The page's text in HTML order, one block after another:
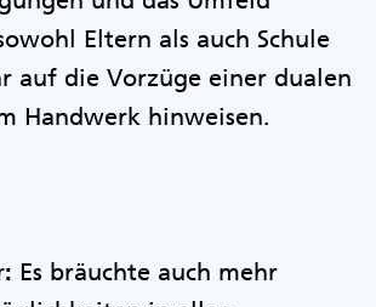
Eltern als auch Schule
auf die Vorzüge einer dualen
Handwerk hinweisen.
Es bräuchte auch mehr